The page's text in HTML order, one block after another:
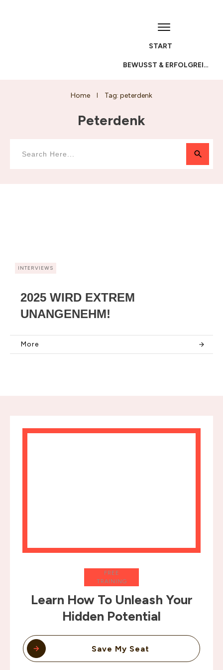
START
BEWUSST & ERFOLGREICH
Home Tag: peterdenk
Peterdenk
INTERVIEWS
2025 WIRD EXTREM
UNANGENEHM!
More
FREE
TRAINING
Learn How To Unleash Your
Hidden Potential
Save My Seat